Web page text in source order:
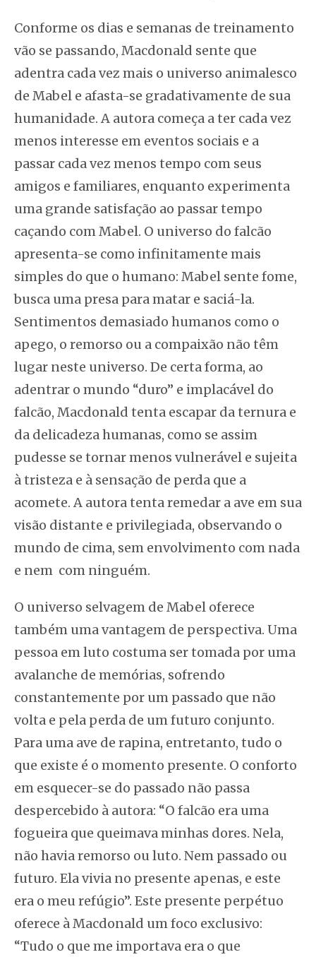
Conforme os dias e semanas de treinamento
vão se passando, Macdonald sente que
adentra cada vez mais o universo animalesco
de Mabel e afasta-se gradativamente de sua
humanidade. A autora começa a ter cada vez
menos interesse em eventos sociais e a
passar cada vez menos tempo com seus
amigos e familiares, enquanto experimenta
uma grande satisfação ao passar tempo
caçando com Mabel. O universo do falcão
apresenta-se como infinitamente mais
simples do que o humano: Mabel sente fome,
busca uma presa para matar e saciá-la.
Sentimentos demasiado humanos como o
apego, o remorso ou a compaixão não têm
lugar neste universo. De certa forma, ao
adentrar o mundo “duro” e implacável do
falcão, Macdonald tenta escapar da ternura e
da delicadeza humanas, como se assim
pudesse se tornar menos vulnerável e sujeita
à tristeza e à sensação de perda que a
acomete. A autora tenta remedar a ave em sua
visão distante e privilegiada, observando o
mundo de cima, sem envolvimento com nada
e nem com ninguém.
O universo selvagem de Mabel oferece
também uma vantagem de perspectiva. Uma
pessoa em luto costuma ser tomada por uma
avalanche de memórias, sofrendo
constantemente por um passado que não
volta e pela perda de um futuro conjunto.
Para uma ave de rapina, entretanto, tudo o
que existe é o momento presente. O conforto
em esquecer-se do passado não passa
despercebido à autora: “O falcão era uma
fogueira que queimava minhas dores. Nela,
não havia remorso ou luto. Nem passado ou
futuro. Ela vivia no presente apenas, e este
era o meu refúgio”. Este presente perpétuo
oferece à Macdonald um foco exclusivo:
“Tudo o que me importava era o que